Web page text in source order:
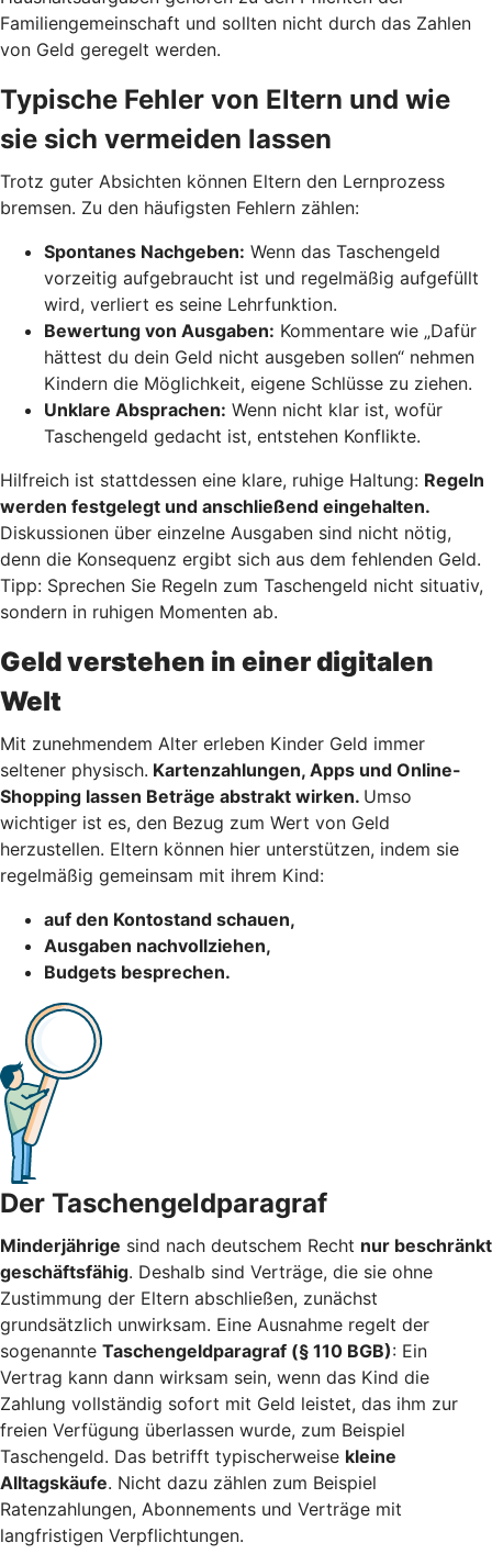
Familiengemeinschaft und sollten nicht durch das Zahlen
von Geld geregelt werden.
Typische Fehler von Eltern und wie
sie sich vermeiden lassen
Trotz guter Absichten können Eltern den Lernprozess
bremsen. Zu den häufigsten Fehlern zählen:
Spontanes Nachgeben: Wenn das Taschengeld
vorzeitig aufgebraucht ist und regelmäßig aufgefüllt
wird, verliert es seine Lehrfunktion.
Bewertung von Ausgaben: Kommentare wie „Dafür
hättest du dein Geld nicht ausgeben sollen“ nehmen
Kindern die Möglichkeit, eigene Schlüsse zu ziehen.
Unklare Absprachen: Wenn nicht klar ist, wofür
Taschengeld gedacht ist, entstehen Konflikte.
Hilfreich ist stattdessen eine klare, ruhige Haltung: Regeln
werden festgelegt und anschließend eingehalten.
Diskussionen über einzelne Ausgaben sind nicht nötig,
denn die Konsequenz ergibt sich aus dem fehlenden Geld.
Tipp: Sprechen Sie Regeln zum Taschengeld nicht situativ,
sondern in ruhigen Momenten ab.
Geld verstehen in einer digitalen
Welt
Mit zunehmendem Alter erleben Kinder Geld immer
seltener physisch. Kartenzahlungen, Apps und Online-
Shopping lassen Beträge abstrakt wirken. Umso
wichtiger ist es, den Bezug zum Wert von Geld
herzustellen. Eltern können hier unterstützen, indem sie
regelmäßig gemeinsam mit ihrem Kind:
auf den Kontostand schauen,
Ausgaben nachvollziehen,
Budgets besprechen.
Der Taschengeldparagraf
Minderjährige sind nach deutschem Recht nur beschränkt
geschäftsfähig. Deshalb sind Verträge, die sie ohne
Zustimmung der Eltern abschließen, zunächst
grundsätzlich unwirksam. Eine Ausnahme regelt der
sogenannte Taschengeldparagraf (§ 110 BGB): Ein
Vertrag kann dann wirksam sein, wenn das Kind die
Zahlung vollständig sofort mit Geld leistet, das ihm zur
freien Verfügung überlassen wurde, zum Beispiel
Taschengeld. Das betrifft typischerweise kleine
Alltagskäufe. Nicht dazu zählen zum Beispiel
Ratenzahlungen, Abonnements und Verträge mit
langfristigen Verpflichtungen.